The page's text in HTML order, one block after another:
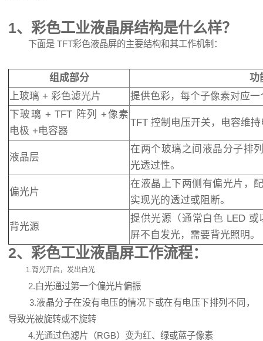
1、彩色工业液晶屏结构是什么样？
下面是 TFT彩色液晶屏的主要结构和其工作机制：
组成部分
功
上玻璃 + 彩色滤光片
提供色彩，每个子像素对应
下玻璃 + TFT 阵列 +像素
电极 +电容器
TFT 控制电压开关，电容维
液晶层
在两个玻璃之间液晶分子排
光透过性。
偏光片
在液晶上下两侧有偏光片，
实现光的透过或阻断。
背光源
提供光源（通常白色 LED 或
屏不自发光，需要背光照明。
2、彩色工业液晶屏工作流程：
1.背光开启，发出白光
2.白光通过第一个偏光片偏振
3.液晶分子在没有电压的情况下或在有电压下排列不同，
导致光被旋转或不旋转
4.光通过色滤片（RGB）变为红、绿或蓝子像素